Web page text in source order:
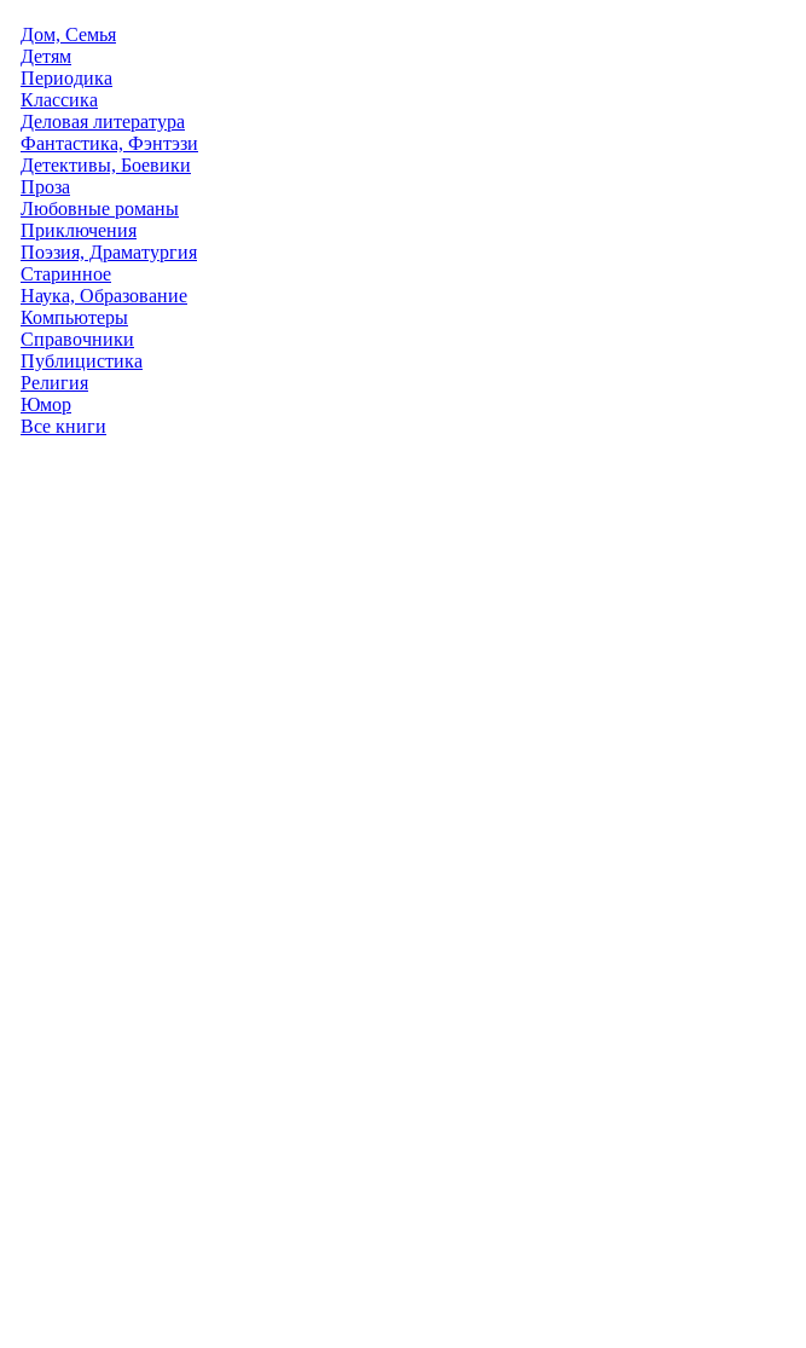
Дом, Семья
Детям
Периодика
Классика
Деловая литература
Фантастика, Фэнтэзи
Детективы, Боевики
Проза
Любовные романы
Приключения
Поэзия, Драматургия
Старинное
Наука, Образование
Компьютеры
Справочники
Публицистика
Религия
Юмор
Все книги